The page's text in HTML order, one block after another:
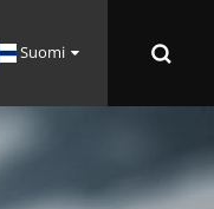
Suomi